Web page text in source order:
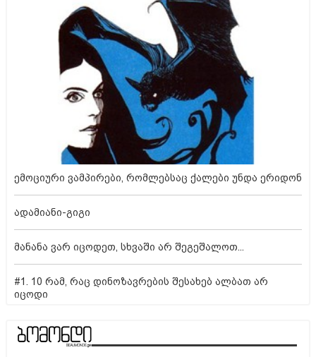
ემოციური ვამპირები, რომლებსაც ქალები უნდა ერიდონ
ადამიანი-გიგი
მანანა ვარ იცოდეთ, სხვაში არ შეგეშალოთ...
#1. 10 რამ, რაც დინოზავრების შესახებ ალბათ არ
იცოდი